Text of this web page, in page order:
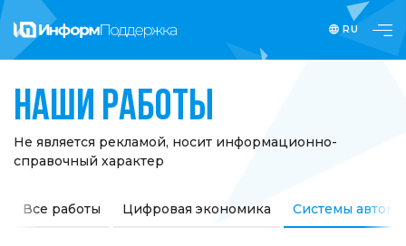
RU
Наши работы
Не является рекламой, носит информационно-
справочный характер
Все работы Цифровая экономика Системы